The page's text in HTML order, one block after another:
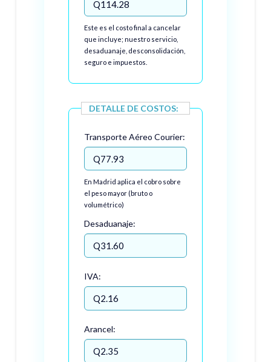
Este es el costo final a cancelar
que incluye; nuestro servicio,
desaduanaje, desconsolidación,
seguro e impuestos.
DETALLE DE COSTOS:
Transporte Aéreo Courier:
En Madrid aplica el cobro sobre
el peso mayor (bruto o
volumétrico)
Desaduanaje:
IVA:
Arancel: